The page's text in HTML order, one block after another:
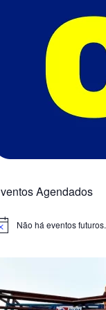
Agendados
Não há eventos futuros.